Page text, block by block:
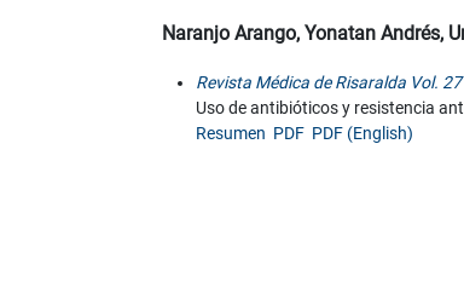
Naranjo Arango, Yonatan Andrés,
Revista Médica de Risaralda Vol.
Uso de antibióticos y resistencia
Resumen PDF PDF (English)